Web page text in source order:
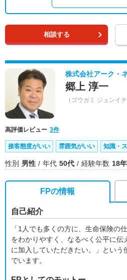
相談する
株式会社アーク・
郷上 淳一
（ゴウガミ ジュンイチ
高評価レビュー 3件
接客態度がいい 雰囲気がいい 知識・
性別 男性 年代 50代 経験年数 18年
FPの情報
自己紹介
「1人でも多くの方に、生命保険の
をわかりやすく、なるべく公平に伝
に加入していただきたい。」という
でいます。